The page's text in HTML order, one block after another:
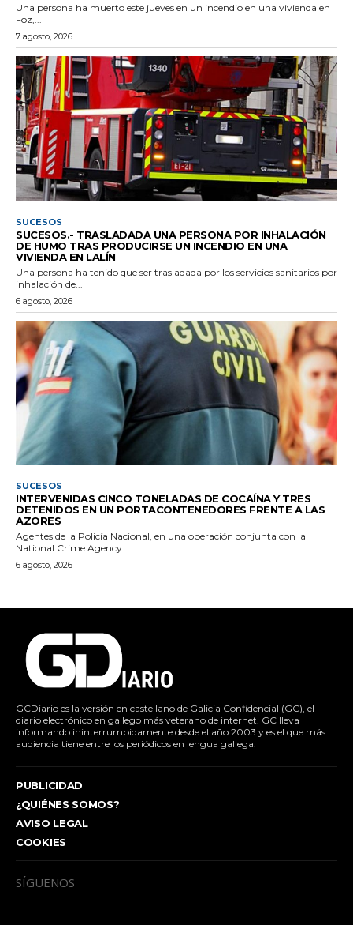
Una persona ha muerto este jueves en un incendio en una vivienda en
Foz,...
7 agosto, 2026
SUCESOS
SUCESOS.- TRASLADADA UNA PERSONA POR INHALACIÓN
DE HUMO TRAS PRODUCIRSE UN INCENDIO EN UNA
VIVIENDA EN LALÍN
Una persona ha tenido que ser trasladada por los servicios sanitarios por
inhalación de...
6 agosto, 2026
SUCESOS
INTERVENIDAS CINCO TONELADAS DE COCAÍNA Y TRES
DETENIDOS EN UN PORTACONTENEDORES FRENTE A LAS
AZORES
Agentes de la Policía Nacional, en una operación conjunta con la
National Crime Agency...
6 agosto, 2026
GCDiario es la versión en castellano de Galicia Confidencial (GC), el
diario electrónico en gallego más veterano de internet. GC lleva
informando ininterrumpidamente desde el año 2003 y es el que más
audiencia tiene entre los periódicos en lengua gallega.
PUBLICIDAD
¿QUIÉNES SOMOS?
AVISO LEGAL
COOKIES
SÍGUENOS